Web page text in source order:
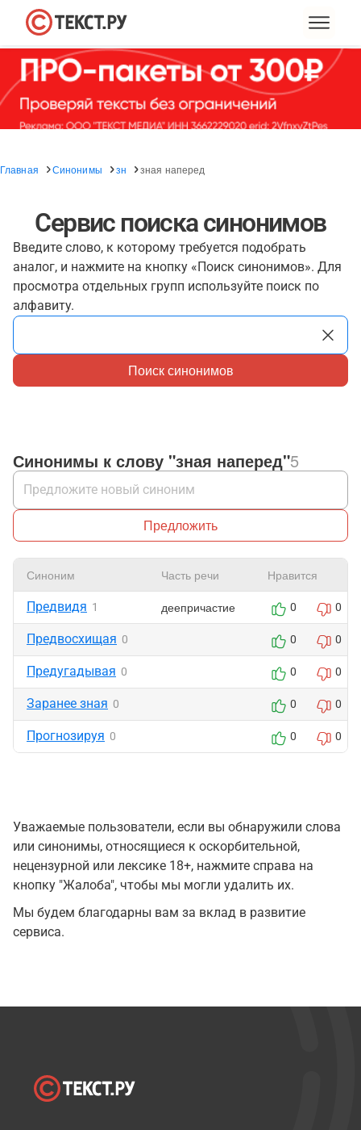
Главная Синонимы зн зная наперед
Сервис поиска синонимов
Введите слово, к которому требуется подобрать
аналог, и нажмите на кнопку «Поиск синонимов». Для
просмотра отдельных групп используйте поиск по
алфавиту.
Поиск синонимов
Синонимы к слову "зная наперед"5
Предложить
Синоним Часть речи Нравится
Предвидя 1 деепричастие 0 0
Предвосхищая 0 0 0
Предугадывая 0 0 0
Заранее зная 0 0 0
Прогнозируя 0 0 0
Уважаемые пользователи, если вы обнаружили слова
или синонимы, относящиеся к оскорбительной,
нецензурной или лексике 18+, нажмите справа на
кнопку "Жалоба", чтобы мы могли удалить их.
Мы будем благодарны вам за вклад в развитие
сервиса.